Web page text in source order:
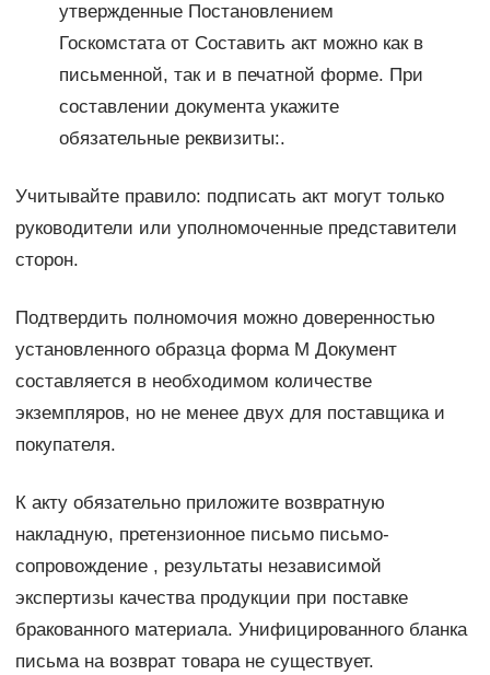
утвержденные Постановлением
Госкомстата от Составить акт можно как в
письменной, так и в печатной форме. При
составлении документа укажите
обязательные реквизиты:.
Учитывайте правило: подписать акт могут только
руководители или уполномоченные представители
сторон.
Подтвердить полномочия можно доверенностью
установленного образца форма М Документ
составляется в необходимом количестве
экземпляров, но не менее двух для поставщика и
покупателя.
К акту обязательно приложите возвратную
накладную, претензионное письмо письмо-
сопровождение , результаты независимой
экспертизы качества продукции при поставке
бракованного материала. Унифицированного бланка
письма на возврат товара не существует.